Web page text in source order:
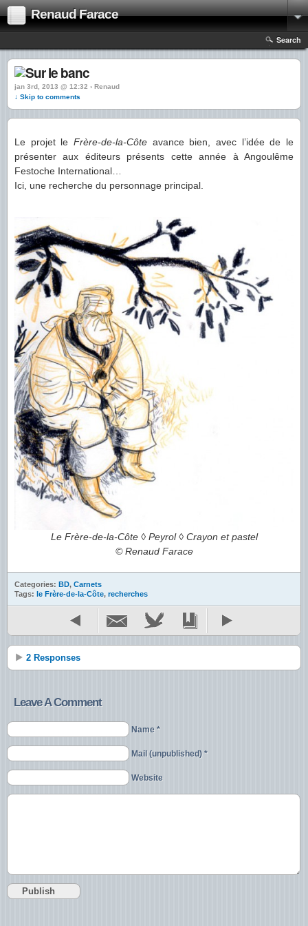
Renaud Farace
Search
jan 3rd, 2013 @ 12:32 › Renaud
↓ Skip to comments
Le projet le Frère-de-la-Côte avance bien, avec l’idée de le
présenter aux éditeurs présents cette année à Angoulême
Festoche International…
Ici, une recherche du personnage principal.
Le Frère-de-la-Côte ◊ Peyrol ◊ Crayon et pastel
© Renaud Farace
Categories: BD, Carnets
Tags: le Frère-de-la-Côte, recherches
2 Responses
Leave A Comment
Name *
Mail (unpublished) *
Website